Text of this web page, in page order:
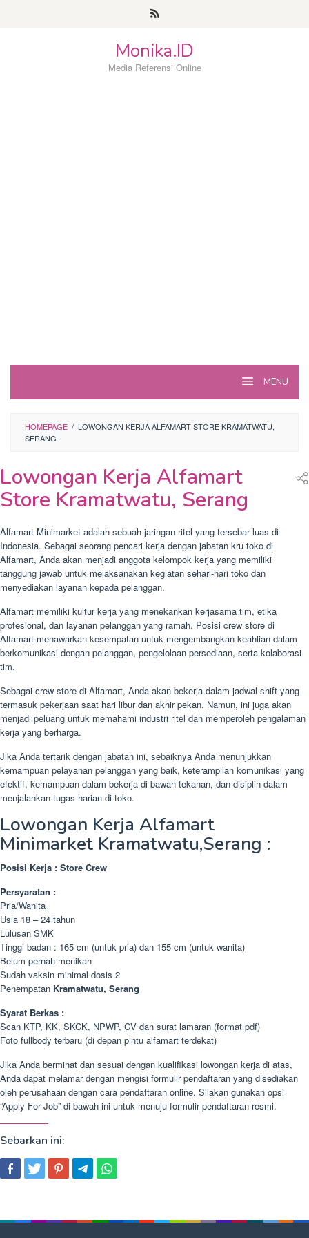
Monika.ID
Media Referensi Online
MENU
HOMEPAGE / LOWONGAN KERJA ALFAMART STORE KRAMATWATU,
SERANG
Lowongan Kerja Alfamart
Store Kramatwatu, Serang
Alfamart Minimarket adalah sebuah jaringan ritel yang tersebar luas di
Indonesia. Sebagai seorang pencari kerja dengan jabatan kru toko di
Alfamart, Anda akan menjadi anggota kelompok kerja yang memiliki
tanggung jawab untuk melaksanakan kegiatan sehari-hari toko dan
menyediakan layanan kepada pelanggan.
Alfamart memiliki kultur kerja yang menekankan kerjasama tim, etika
profesional, dan layanan pelanggan yang ramah. Posisi crew store di
Alfamart menawarkan kesempatan untuk mengembangkan keahlian dalam
berkomunikasi dengan pelanggan, pengelolaan persediaan, serta kolaborasi
tim.
Sebagai crew store di Alfamart, Anda akan bekerja dalam jadwal shift yang
termasuk pekerjaan saat hari libur dan akhir pekan. Namun, ini juga akan
menjadi peluang untuk memahami industri ritel dan memperoleh pengalaman
kerja yang berharga.
Jika Anda tertarik dengan jabatan ini, sebaiknya Anda menunjukkan
kemampuan pelayanan pelanggan yang baik, keterampilan komunikasi yang
efektif, kemampuan dalam bekerja di bawah tekanan, dan disiplin dalam
menjalankan tugas harian di toko.
Lowongan Kerja Alfamart
Minimarket Kramatwatu,Serang :
Posisi Kerja : Store Crew
Persyaratan :
Pria/Wanita
Usia 18 – 24 tahun
Lulusan SMK
Tinggi badan : 165 cm (untuk pria) dan 155 cm (untuk wanita)
Belum pernah menikah
Sudah vaksin minimal dosis 2
Penempatan Kramatwatu, Serang
Syarat Berkas :
Scan KTP, KK, SKCK, NPWP, CV dan surat lamaran (format pdf)
Foto fullbody terbaru (di depan pintu alfamart terdekat)
Jika Anda berminat dan sesuai dengan kualifikasi lowongan kerja di atas,
Anda dapat melamar dengan mengisi formulir pendaftaran yang disediakan
oleh perusahaan dengan cara pendaftaran online. Silakan gunakan opsi
“Apply For Job” di bawah ini untuk menuju formulir pendaftaran resmi.
Sebarkan ini: